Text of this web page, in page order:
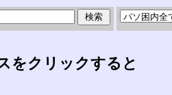
をクリックすると